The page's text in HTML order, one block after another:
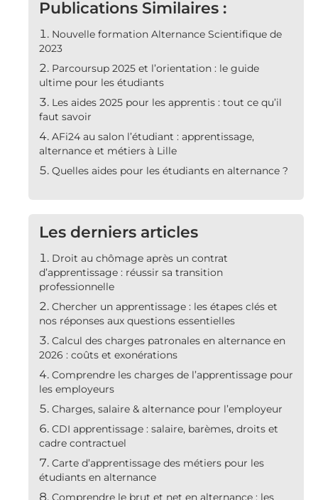
Publications Similaires :
Nouvelle formation Alternance Scientifique de
2023
Parcoursup 2025 et l’orientation : le guide
ultime pour les étudiants
Les aides 2025 pour les apprentis : tout ce qu’il
faut savoir
AFi24 au salon l’étudiant : apprentissage,
alternance et métiers à Lille
Quelles aides pour les étudiants en alternance ?
Les derniers articles
Droit au chômage après un contrat
d’apprentissage : réussir sa transition
professionnelle
Chercher un apprentissage : les étapes clés et
nos réponses aux questions essentielles
Calcul des charges patronales en alternance en
2026 : coûts et exonérations
Comprendre les charges de l’apprentissage pour
les employeurs
Charges, salaire & alternance pour l’employeur
CDI apprentissage : salaire, barèmes, droits et
cadre contractuel
Carte d’apprentissage des métiers pour les
étudiants en alternance
Comprendre le brut et net en alternance : les